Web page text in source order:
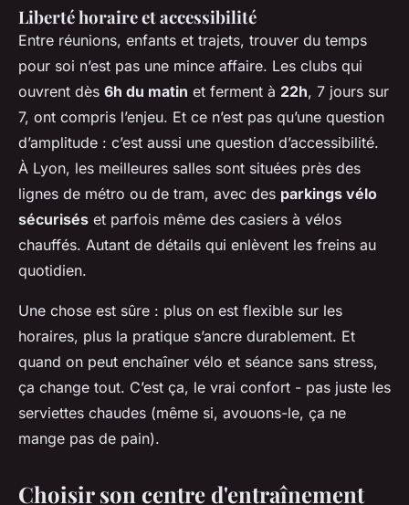
Liberté horaire et accessibilité
Entre réunions, enfants et trajets, trouver du temps
pour soi n’est pas une mince affaire. Les clubs qui
ouvrent dès 6h du matin et ferment à 22h, 7 jours sur
7, ont compris l’enjeu. Et ce n’est pas qu’une question
d’amplitude : c’est aussi une question d’accessibilité.
À Lyon, les meilleures salles sont situées près des
lignes de métro ou de tram, avec des parkings vélo
sécurisés et parfois même des casiers à vélos
chauffés. Autant de détails qui enlèvent les freins au
quotidien.
Une chose est sûre : plus on est flexible sur les
horaires, plus la pratique s’ancre durablement. Et
quand on peut enchaîner vélo et séance sans stress,
ça change tout. C’est ça, le vrai confort - pas juste les
serviettes chaudes (même si, avouons-le, ça ne
mange pas de pain).
Choisir son centre d'entraînement